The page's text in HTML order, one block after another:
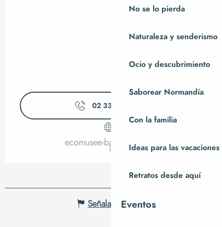
No se lo pierda
Naturaleza y senderismo
Ocio y descubrimiento
Saborear Normandía
Con la familia
Ideas para las vacaciones
Retratos desde aquí
Eventos
02 33 89 06
ecomusee-baie.manche.fr
Señalar un error